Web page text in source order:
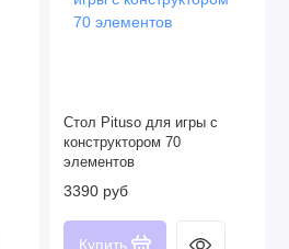
Стол Pituso для игры с
конструктором 70
элементов
3390 руб
Купить